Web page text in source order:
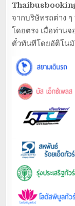
จากบริษัทรถต่าง
โดยตรง เมื่อท่านจ
ตั๋วทันทีโดยอัติโน